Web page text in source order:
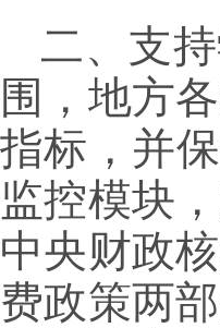
二、支
围，地方
指标，并
监控模块
中央财政
费政策两